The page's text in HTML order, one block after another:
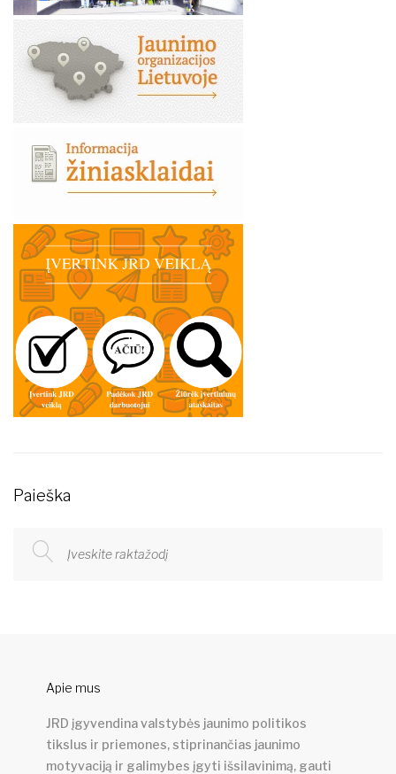
Paieška
Apie mus
JRD įgyvendina valstybės jaunimo politikos
tikslus ir priemones, stiprinančias jaunimo
motyvaciją ir galimybes įgyti išsilavinimą, gauti